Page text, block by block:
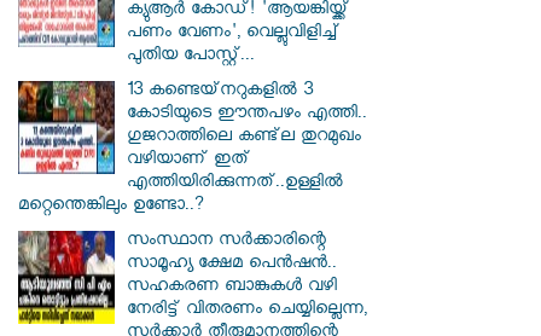
ക്യുആർ കോഡ്! 'ആയങ്കിയ്ക്ക്
പണം വേണം', വെല്ലുവിളിച്ച്
പുതിയ പോസ്റ്റ്...
13 കണ്ടെയ്‌നറുകളിൽ 3
കോടിയുടെ ഈന്തപഴം എത്തി..
ഗുജറാത്തിലെ കണ്ട്‌ല തുറമുഖം
വഴിയാണ് ഇത്
എത്തിയിരിക്കുന്നത്..ഉള്ളിൽ
മറ്റെന്തെങ്കിലും ഉണ്ടോ..?
സംസ്ഥാന സർ‌ക്കാരിന്റെ
സാമൂഹ്യ ക്ഷേമ പെൻഷൻ..
സഹകരണ ബാങ്കുകൾ വഴി
നേരിട്ട് വിതരണം ചെയ്യില്ലെന്ന,